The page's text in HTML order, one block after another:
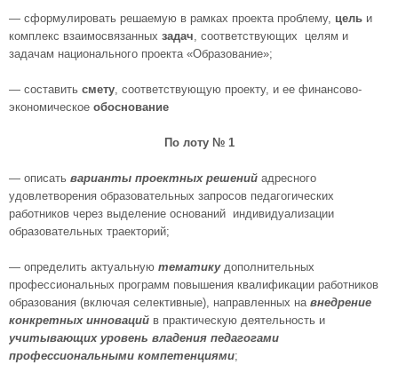
— сформулировать решаемую в рамках проекта проблему, цель и
комплекс взаимосвязанных задач, соответствующих целям и
задачам национального проекта «Образование»;
— составить смету, соответствующую проекту, и ее финансово-
экономическое обоснование
По лоту № 1
— описать варианты проектных решений адресного
удовлетворения образовательных запросов педагогических
работников через выделение оснований индивидуализации
образовательных траекторий;
— определить актуальную тематикудополнительных
профессиональных программ повышения квалификации работников
образования (включая селективные), направленных на внедрение
конкретных инноваций в практическую деятельность и
учитывающих уровень владения педагогами
профессиональными компетенциями;